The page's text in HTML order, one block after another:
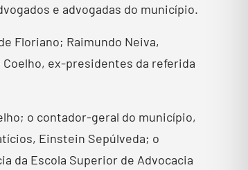
e advogadas do município.
Floriano; Raimundo Neiva,
ex-presidentes da referida
o contador-geral do município,
Einstein Sepúlveda; o
da Escola Superior de Advocacia